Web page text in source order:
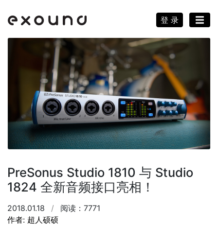
登 录
PreSonus Studio 1810 与 Studio
1824 全新音频接口亮相！
2018.01.18 /
阅读：7771
作者: 超人硕硕